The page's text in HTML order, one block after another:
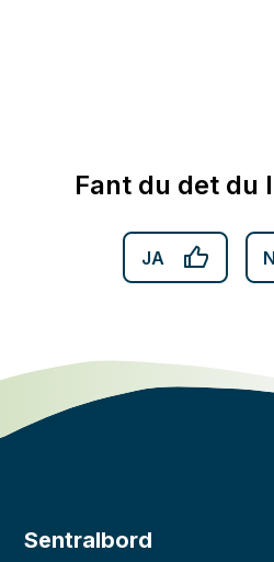
Fant du det du
JA
Sentralbord